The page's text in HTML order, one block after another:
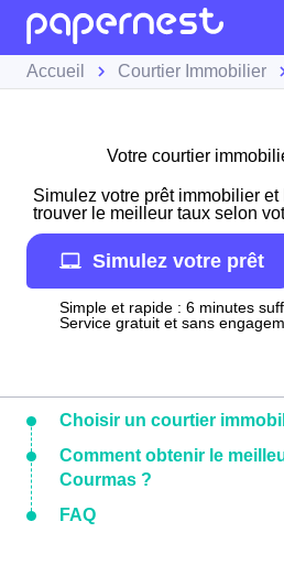
Accueil Courtier Immobilier
Votre courtier
Simulez votre prêt immobilier
trouver le meilleur taux selon
Simulez votre prêt
Simple et rapide : 6 minutes
Service gratuit et sans
Choisir un courtier
Comment obtenir le
Courmas ?
FAQ